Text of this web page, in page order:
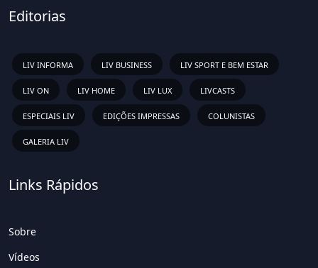
Editorias
LIV INFORMA LIV BUSINESS LIV SPORT E BEM ESTAR
LIV ON LIV HOME LIV LUX LIVCASTS
ESPECIAIS LIV EDIÇÕES IMPRESSAS COLUNISTAS
GALERIA LIV
Links Rápidos
Sobre
Vídeos